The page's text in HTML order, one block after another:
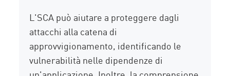
L'SCA può aiutare a proteggere dagli
attacchi alla catena di
approvvigionamento, identificando le
vulnerabilità nelle dipendenze di